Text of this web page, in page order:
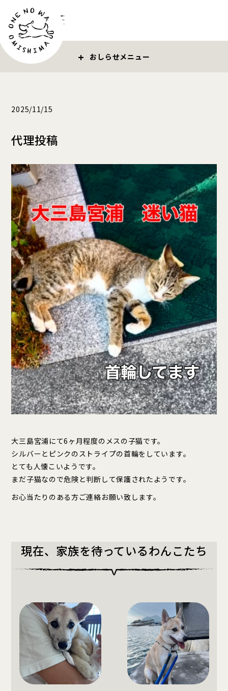
お問い合わせ
おしらせ
2025/11/15
代理投稿
大三島宮浦にて6ヶ月程度のメスの子猫です。
シルバーとピンクのストライプの首輪をしています。
とても人懐こいようです。
まだ子猫なので危険と判断して保護されたようです。
お心当たりのある方ご連絡お願い致します。
現在、家族を待っているわんこたち